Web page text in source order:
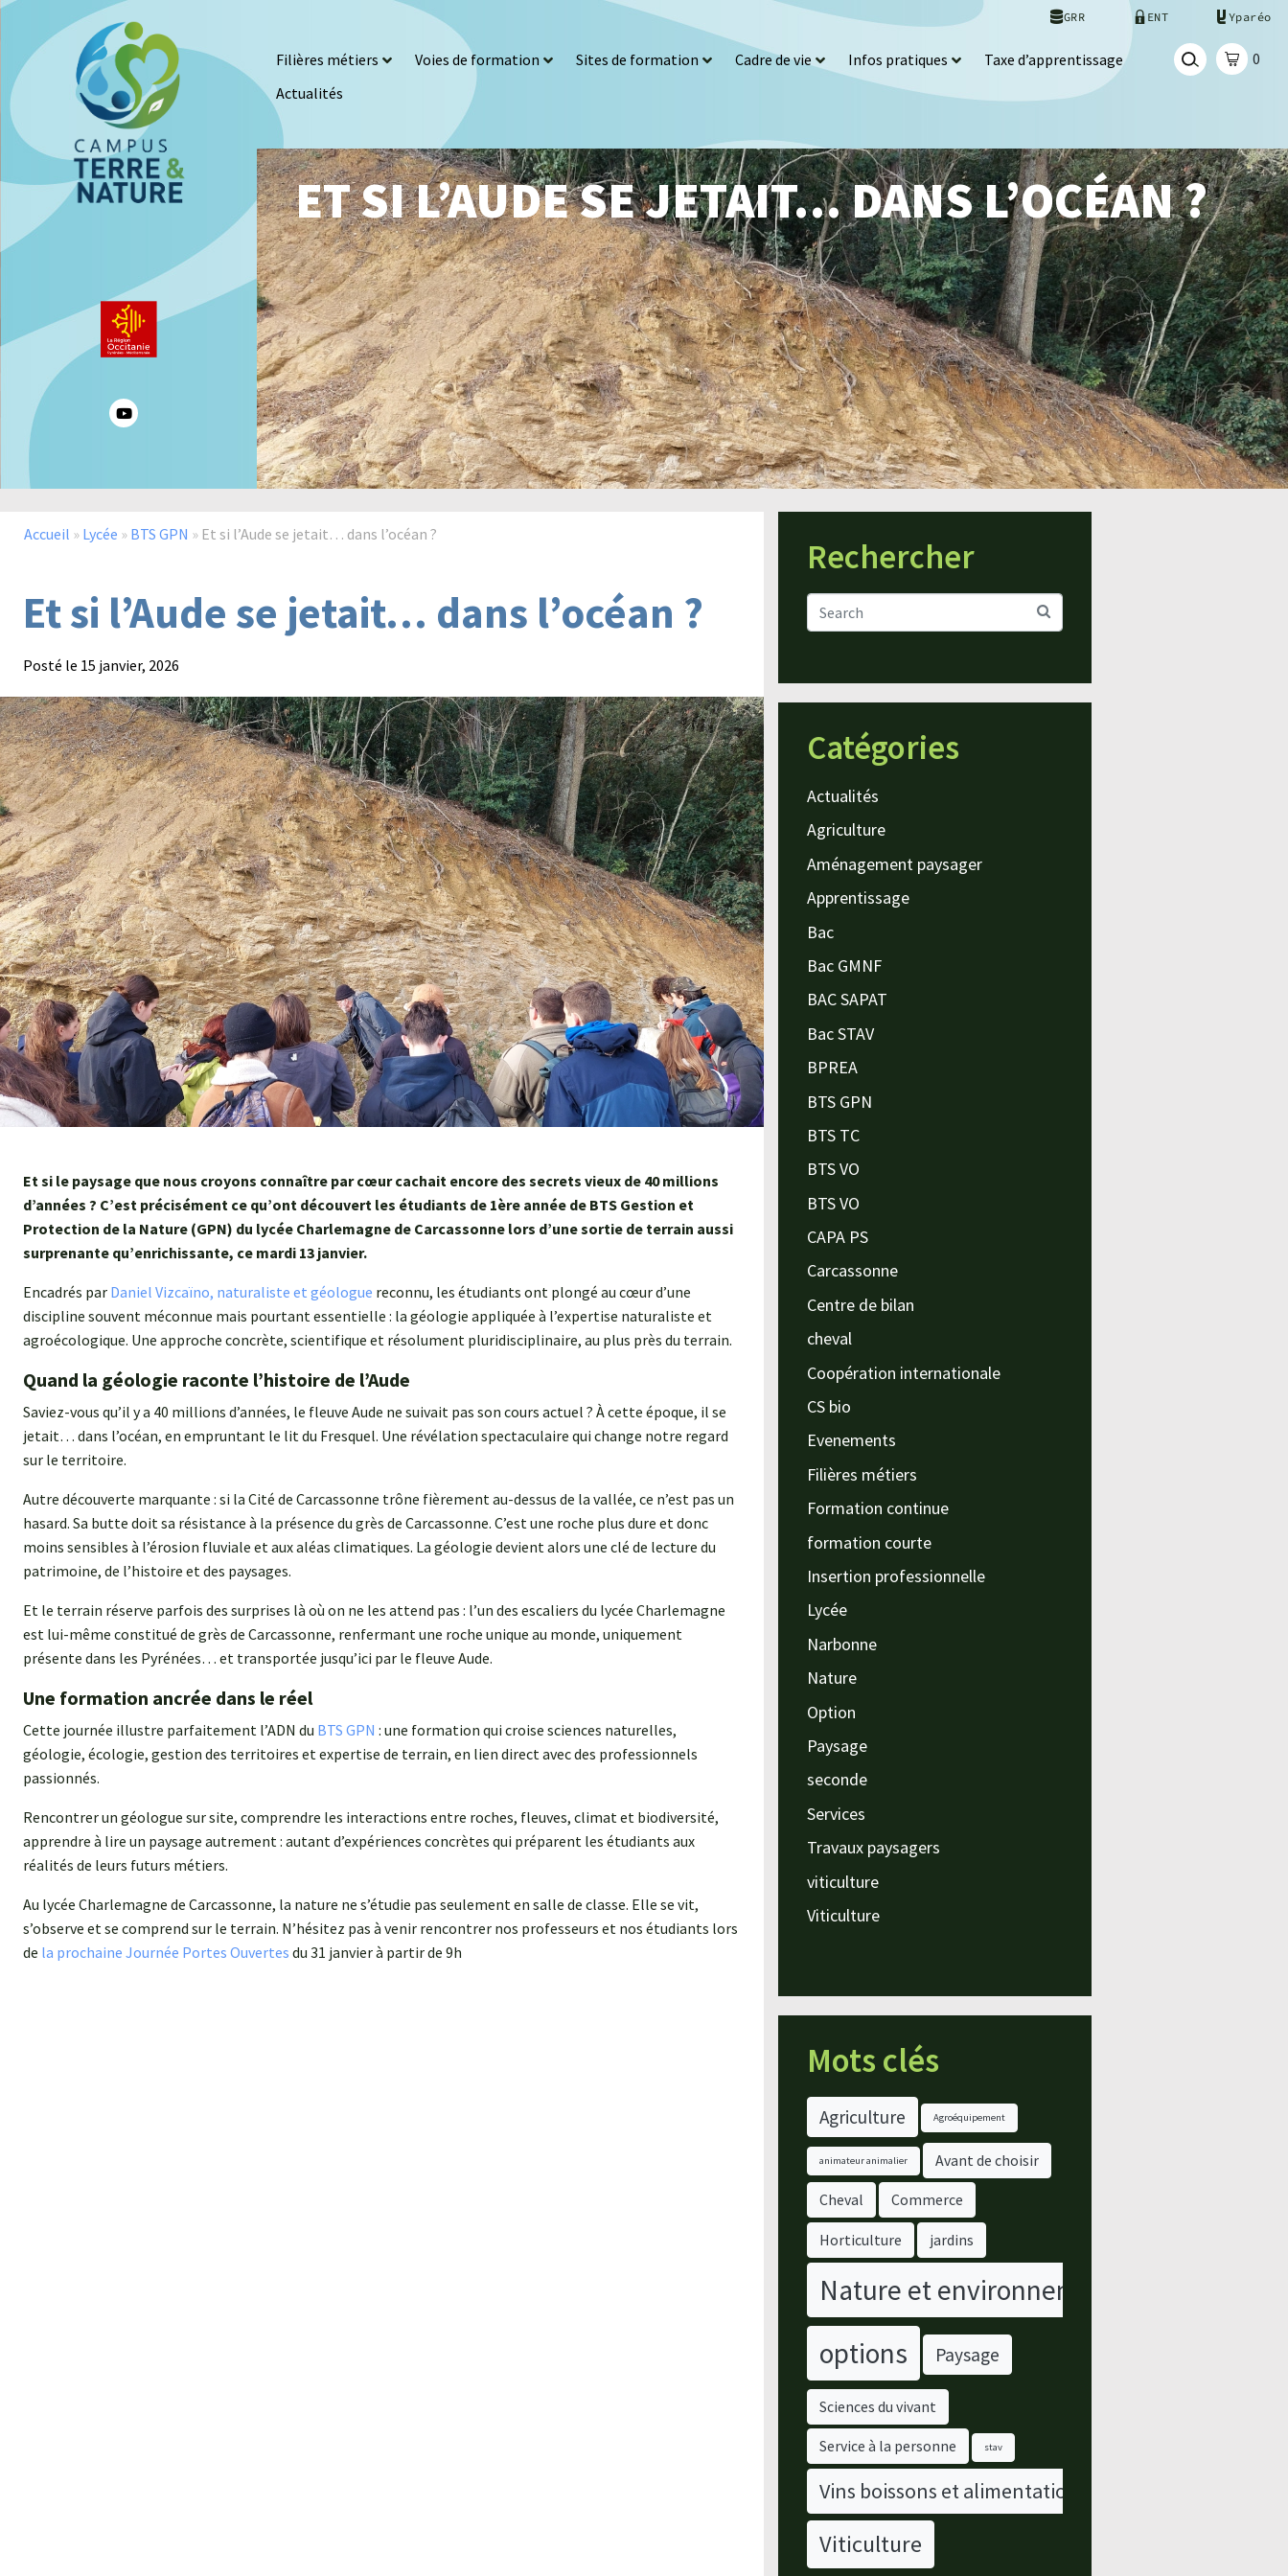
GRR ENT Yparéo
Filières métiers Voies de formation Sites de formation Cadre de vie Infos pratiques
Taxe d’apprentissage
Actualités
0
ET SI L’AUDE SE JETAIT… DANS L’OCÉAN ?
Accueil » Lycée » BTS GPN » Et si l’Aude se jetait… dans l’océan ?
Et si l’Aude se jetait… dans l’océan ?
Posté le 15 janvier, 2026
Et si le paysage que nous croyons connaître par cœur cachait encore des secrets vieux de 40 millions
d’années ? C’est précisément ce qu’ont découvert les étudiants de 1ère année de BTS Gestion et
Protection de la Nature (GPN) du lycée Charlemagne de Carcassonne lors d’une sortie de terrain aussi
surprenante qu’enrichissante, ce mardi 13 janvier.
Encadrés par Daniel Vizcaïno, naturaliste et géologue reconnu, les étudiants ont plongé au cœur d’une
discipline souvent méconnue mais pourtant essentielle : la géologie appliquée à l’expertise naturaliste et
agroécologique. Une approche concrète, scientifique et résolument pluridisciplinaire, au plus près du terrain.
Quand la géologie raconte l’histoire de l’Aude
Saviez-vous qu’il y a 40 millions d’années, le fleuve Aude ne suivait pas son cours actuel ? À cette époque, il se
jetait… dans l’océan, en empruntant le lit du Fresquel. Une révélation spectaculaire qui change notre regard
sur le territoire.
Autre découverte marquante : si la Cité de Carcassonne trône fièrement au-dessus de la vallée, ce n’est pas un
hasard. Sa butte doit sa résistance à la présence du grès de Carcassonne. C’est une roche plus dure et donc
moins sensibles à l’érosion fluviale et aux aléas climatiques. La géologie devient alors une clé de lecture du
patrimoine, de l’histoire et des paysages.
Et le terrain réserve parfois des surprises là où on ne les attend pas : l’un des escaliers du lycée Charlemagne
est lui-même constitué de grès de Carcassonne, renfermant une roche unique au monde, uniquement
présente dans les Pyrénées… et transportée jusqu’ici par le fleuve Aude.
Une formation ancrée dans le réel
Cette journée illustre parfaitement l’ADN du BTS GPN : une formation qui croise sciences naturelles,
géologie, écologie, gestion des territoires et expertise de terrain, en lien direct avec des professionnels
passionnés.
Rencontrer un géologue sur site, comprendre les interactions entre roches, fleuves, climat et biodiversité,
apprendre à lire un paysage autrement : autant d’expériences concrètes qui préparent les étudiants aux
réalités de leurs futurs métiers.
Au lycée Charlemagne de Carcassonne, la nature ne s’étudie pas seulement en salle de classe. Elle se vit,
s’observe et se comprend sur le terrain. N’hésitez pas à venir rencontrer nos professeurs et nos étudiants lors
de la prochaine Journée Portes Ouvertes du 31 janvier à partir de 9h
Rechercher
Catégories
Actualités
Agriculture
Aménagement paysager
Apprentissage
Bac
Bac GMNF
BAC SAPAT
Bac STAV
BPREA
BTS GPN
BTS TC
BTS VO
BTS VO
CAPA PS
Carcassonne
Centre de bilan
cheval
Coopération internationale
CS bio
Evenements
Filières métiers
Formation continue
formation courte
Insertion professionnelle
Lycée
Narbonne
Nature
Option
Paysage
seconde
Services
Travaux paysagers
viticulture
Viticulture
Mots clés
Agriculture Agroéquipement
animateur animalier Avant de choisir
Cheval Commerce
Horticulture jardins
Nature et environnement
options
Paysage
Sciences du vivant
Service à la personne stav
Vins boissons et alimentation
Viticulture